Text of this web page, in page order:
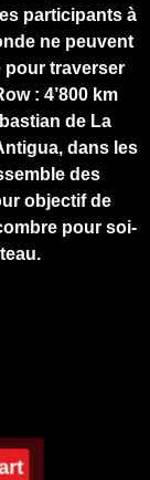
participants à
ne peuvent
pour traverser
: 4’800 km
de La
dans les
des
objectif de
pour soi-